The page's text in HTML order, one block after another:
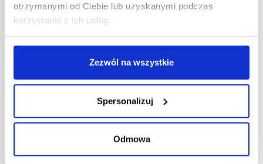
otrzymanymi od Ciebie lub uzyskanymi podczas
korzystania z ich usług.
Zezwól na wszystkie
Spersonalizuj
Odmowa
05/08/2026 LPP House